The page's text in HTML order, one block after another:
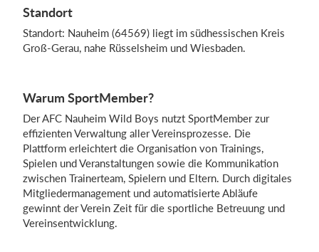
Standort
Standort: Nauheim (64569) liegt im südhessischen Kreis
Groß-Gerau, nahe Rüsselsheim und Wiesbaden.
Warum SportMember?
Der AFC Nauheim Wild Boys nutzt SportMember zur
effizienten Verwaltung aller Vereinsprozesse. Die
Plattform erleichtert die Organisation von Trainings,
Spielen und Veranstaltungen sowie die Kommunikation
zwischen Trainerteam, Spielern und Eltern. Durch digitales
Mitgliedermanagement und automatisierte Abläufe
gewinnt der Verein Zeit für die sportliche Betreuung und
Vereinsentwicklung.